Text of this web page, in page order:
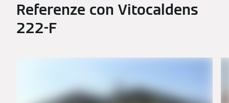
Referenze con Vitocaldens
222-F